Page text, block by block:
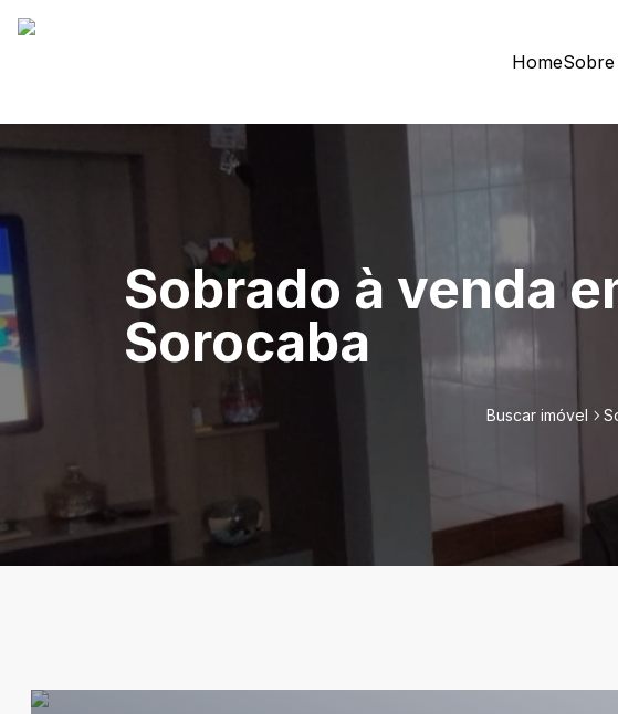
Home
Sobrado à venda
Sorocaba
Buscar imóvel